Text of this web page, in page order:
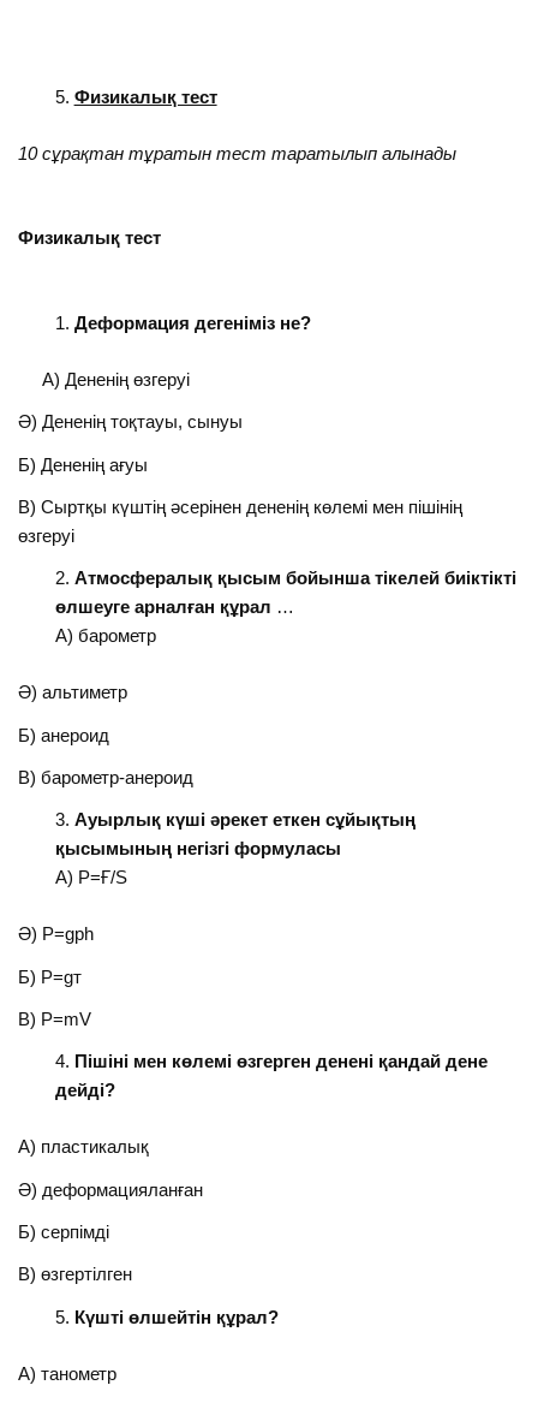
Физикалық тест
10 сұрақтан тұратын тест таратылып алынады
Физикалық тест
Деформация дегеніміз не?
А) Дененің өзгеруі
Ә) Дененің тоқтауы, сынуы
Б) Дененің ағуы
В) Сыртқы күштің әсерінен дененің көлемі мен пішінің
өзгеруі
Атмосфералық қысым бойынша тікелей биіктікті
өлшеуге арналған құрал …
А) барометр
Ә) альтиметр
Б) анероид
В) барометр-анероид
Ауырлық күші әрекет еткен сұйықтың
қысымының негізгі формуласы
А) Р=Ғ/S
Ә) Р=gрh
Б) Р=gт
В) Р=mV
Пішіні мен көлемі өзгерген денені қандай дене
дейді?
А) пластикалық
Ә) деформацияланған
Б) серпімді
В) өзгертілген
Күшті өлшейтін құрал?
А) танометр